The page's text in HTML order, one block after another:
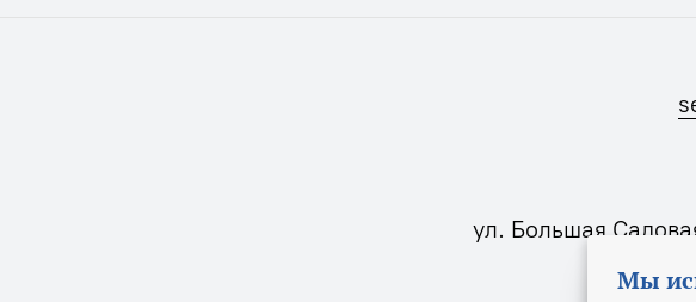
ул. Большая
Режим
Мы